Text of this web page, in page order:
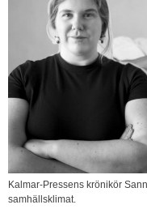
Kalmar-Pressens krönikör
samhällsklimat.